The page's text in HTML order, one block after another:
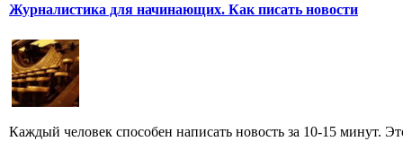
Журналистика для начинающих. Как писать новости
Каждый человек способен написать новость за 10-15 минут.